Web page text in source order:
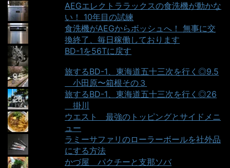
AEGエレクトララックスの食洗機が動かな
い！ 10年目の試練
食洗機がAEGからボッシュへ！ 無事に交
換終了、毎日稼働しております
BD-1を56Tに戻す
旅するBD-1、東海道五十三次を行く◎9.5
＿小田原〜箱根その３
旅するBD-1、東海道五十三次を行く◎26
＿掛川
ウエスト＿最強のトッピングとサイドメニ
ュー
ラミーサファリのローラーボールを社外品
にする方法
かづ屋＿パクチーと支那ソバ